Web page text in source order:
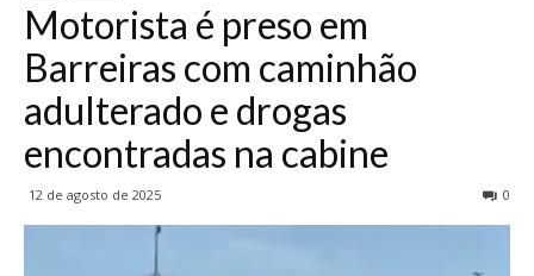
Motorista é preso em
Barreiras com caminhão
adulterado e drogas
encontradas na cabine
12 de agosto de 2025 0